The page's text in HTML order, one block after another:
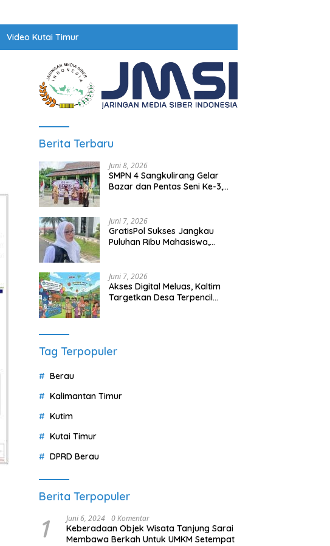
Video Kutai Timur
Berita Terbaru
Juni 8, 2026
SMPN 4 Sangkulirang Gelar
Bazar dan Pentas Seni Ke-3,
Juni 7, 2026
GratisPol Sukses Jangkau
Puluhan Ribu Mahasiswa,
Juni 7, 2026
Akses Digital Meluas, Kaltim
Targetkan Desa Terpencil
Tag Terpopuler
Berau
Kalimantan Timur
Kutim
Kutai Timur
DPRD Berau
Berita Terpopuler
1 Juni 6, 2024 0 Komentar
Keberadaan Objek Wisata Tanjung Sarai
Membawa Berkah Untuk UMKM Setempat